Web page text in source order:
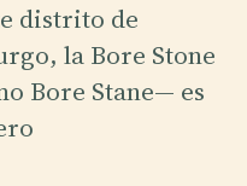
distrito de
la Bore Stone
Bore Stane— es